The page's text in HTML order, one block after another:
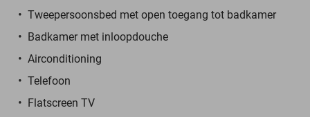
Tweepersoonsbed met open toegang tot badkamer
Badkamer met inloopdouche
Airconditioning
Telefoon
Flatscreen TV